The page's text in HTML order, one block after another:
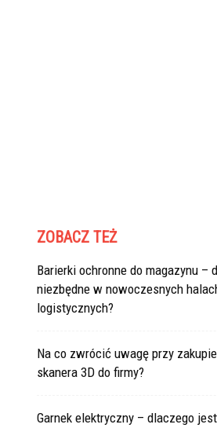
ZOBACZ TEŻ
Barierki ochronne do magazynu –
niezbędne w nowoczesnych
logistycznych?
Na co zwrócić uwagę przy
skanera 3D do firmy?
Garnek elektryczny – dlaczego